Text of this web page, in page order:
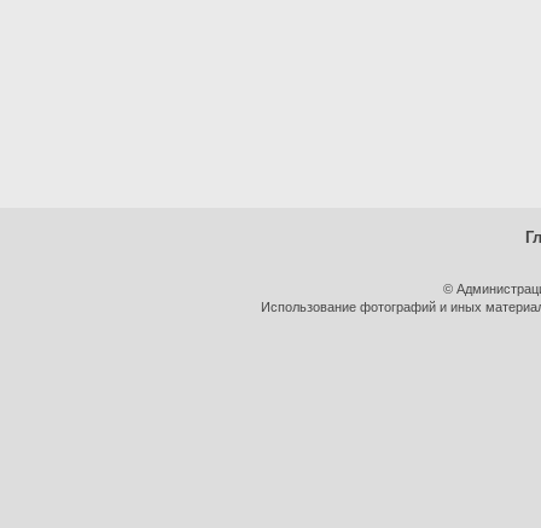
©
Использование фотографий и иных